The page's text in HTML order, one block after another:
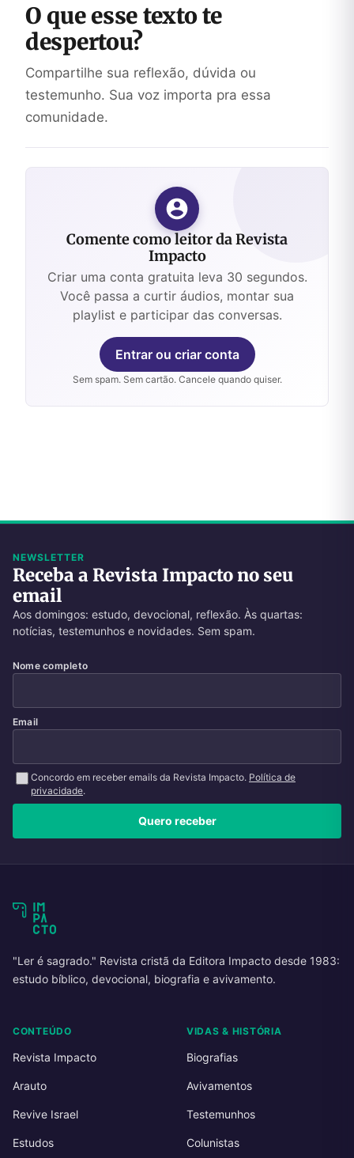
O que esse texto te
despertou?
Compartilhe sua reflexão, dúvida ou
testemunho. Sua voz importa pra essa
comunidade.
Comente como leitor da Revista
Impacto
Criar uma conta gratuita leva 30 segundos.
Você passa a curtir áudios, montar sua
playlist e participar das conversas.
Entrar ou criar conta
Sem spam. Sem cartão. Cancele quando quiser.
NEWSLETTER
Receba a Revista Impacto no seu
email
Aos domingos: estudo, devocional, reflexão. Às quartas:
notícias, testemunhos e novidades. Sem spam.
Nome completo
Email
Concordo em receber emails da Revista Impacto. Política de
privacidade.
Quero receber
"Ler é sagrado." Revista cristã da Editora Impacto desde 1983:
estudo bíblico, devocional, biografia e avivamento.
CONTEÚDO
Revista Impacto
Arauto
Revive Israel
Estudos
VIDAS & HISTÓRIA
Biografias
Avivamentos
Testemunhos
Colunistas